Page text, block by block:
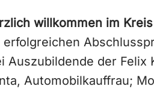
willkommen im
erfolgreichen
Auszubildende der Felix
Automobilkauffrau;